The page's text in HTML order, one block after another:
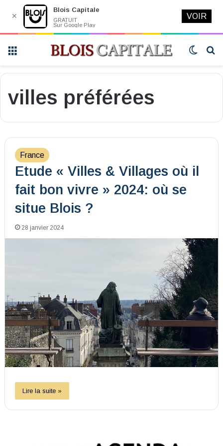
Switch
villes préférées
France
Etude « Villes & Villages où il
fait bon vivre » 2024: où se
situe Blois ?
28 janvier 2024
Lire la suite »
✕
Blois Capitale
GRATUIT
Sur Google Play
VOIR